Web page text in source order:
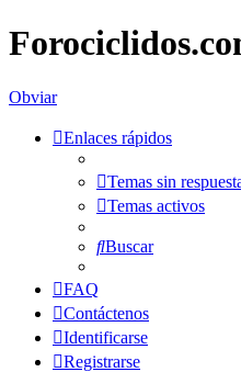
Obviar
Enlaces rápidos
Temas sin
Temas activos
Buscar
FAQ
Contáctenos
Identificarse
Registrarse